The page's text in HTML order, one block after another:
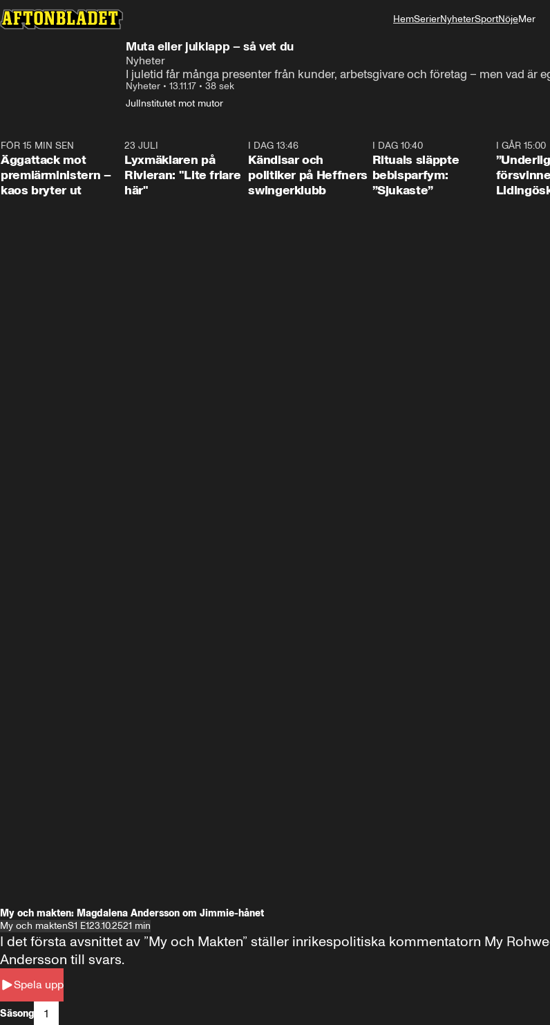
HemSerierNyheterSportNöjeMer
Muta eller julklapp – så vet du
Nyheter
I juletid får många presenter från kunder, arbetsgivare och företag – men vad är
Nyheter • 13.11.17 • 38 sek
JulInstitutet mot mutor
0:37
FÖR 15 MIN SEN
Äggattack mot
premiärministern –
kaos bryter ut
23 JULI
Lyxmäklaren på
Rivieran: "Lite friare
här"
I DAG 13:46
Kändisar och
politiker på Heffners
swingerklubb
I DAG 10:40
Rituals släppte
bebisparfym:
”Sjukaste”
I GÅR 15:00
My och makten: Magdalena Andersson om Jimmie-hånet
My och maktenS1 E123.10.2521 min
Spela upp
I det första avsnittet av ”My och Makten” ställer inrikespolitiska kommentatorn My
Andersson till svars.
Säsong 1